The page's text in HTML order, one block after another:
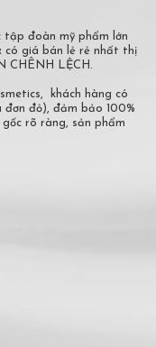
đoàn mỹ phẩm lớn
có giá bán lẻ rẻ nhất thị
CHÊNH LỆCH.
khách hàng có
đơn đỏ), đảm bảo 100%
rõ ràng, sản phẩm